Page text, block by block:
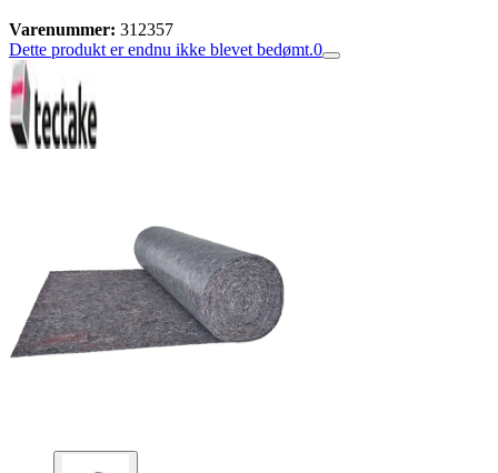
Varenummer: 312357
Dette produkt er endnu ikke blevet bedømt.0